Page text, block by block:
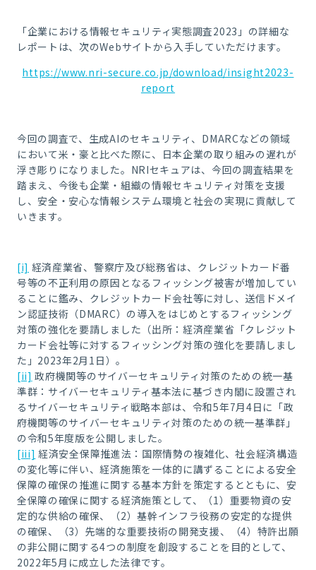
「企業における情報セキュリティ実態調査2023 」の詳細な
レポートは、次のWebサイトから入手していただけます。
https://www.nri-secure.co.jp/download/insight2023-
report
今回の調査で、生成AIのセキュリティ、DMARCなどの領域
において米・豪と比べた際に、日本企業の取り組みの遅れが
浮き彫りになりました。NRIセキュアは、今回の調査結果を
踏まえ、今後も企業・組織の情報セキュリティ対策を支援
し、安全・安心な情報システム環境と社会の実現に貢献して
いきます。
[i] 経済産業省、警察庁及び総務省は、クレジットカード番
号等の不正利用の原因となるフィッシング被害が増加してい
ることに鑑み、クレジットカード会社等に対し、送信ドメイ
ン認証技術（DMARC）の導入をはじめとするフィッシング
対策の強化を要請しました（出所：経済産業省「クレジット
カード会社等に対するフィッシング対策の強化を要請しまし
た」2023年2月1日）。
[ii] 政府機関等のサイバーセキュリティ対策のための統一基
準群：サイバーセキュリティ基本法に基づき内閣に設置され
るサイバーセキュリティ戦略本部は、令和5年7月4日に「政
府機関等のサイバーセキュリティ対策のための統一基準群」
の令和5年度版を公開しました。
[iii] 経済安全保障推進法：国際情勢の複雑化、社会経済構造
の変化等に伴い、経済施策を一体的に講ずることによる安全
保障の確保の推進に関する基本方針を策定するとともに、安
全保障の確保に関する経済施策として、（1）重要物資の安
定的な供給の確保、（2）基幹インフラ役務の安定的な提供
の確保、（3）先端的な重要技術の開発支援、（4）特許出願
の非公開に関する4つの制度を創設することを目的として、
2022年5月に成立した法律です。